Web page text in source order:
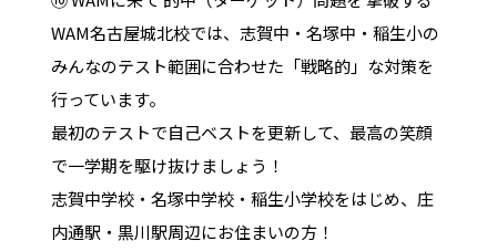
WAM名古屋城北校では、志賀中・名塚中・稲生小の
みんなのテスト範囲に合わせた「戦略的」な対策を
行っています。
最初のテストで自己ベストを更新して、最高の笑顔
で一学期を駆け抜けましょう！
志賀中学校・名塚中学校・稲生小学校をはじめ、庄
内通駅・黒川駅周辺にお住まいの方！